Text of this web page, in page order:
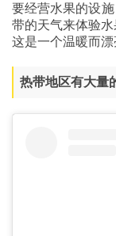
要经营水果的设
带的天气来体验水
这是一个温暖而漂
热带地区有大量